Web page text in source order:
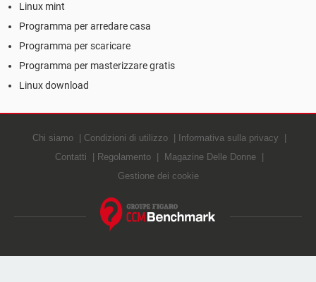
Linux mint
Programma per arredare casa
Programma per scaricare
Programma per masterizzare gratis
Linux download
Chi siamo Condizioni di utilizzo
Informativa sulla privacy
Contatti
Regolamento
Magazine Delle Donne
Gestione dei cookie